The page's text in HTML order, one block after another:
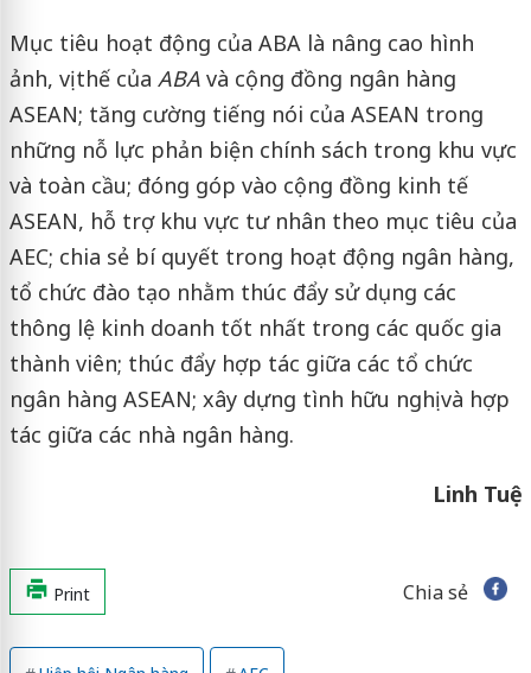
Mục tiêu hoạt động của ABA là nâng cao hình
ảnh, vị thế của ABAvà cộng đồng ngân hàng
ASEAN; tăng cường tiếng nói của ASEAN trong
những nỗ lực phản biện chính sách trong khu vực
và toàn cầu; đóng góp vào cộng đồng kinh tế
ASEAN, hỗ trợ khu vực tư nhân theo mục tiêu của
AEC; chia sẻ bí quyết trong hoạt động ngân hàng,
tổ chức đào tạo nhằm thúc đẩy sử dụng các
thông lệ kinh doanh tốt nhất trong các quốc gia
thành viên; thúc đẩy hợp tác giữa các tổ chức
ngân hàng ASEAN; xây dựng tình hữu nghị và hợp
tác giữa các nhà ngân hàng.
Linh Tuệ
Print Chia sẻ